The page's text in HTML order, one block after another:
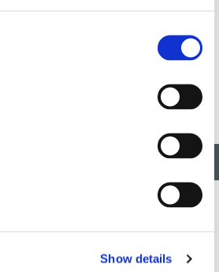
Show details
딩 및 마스킹 소재, 기타 관련 제품
인쇄 회로 기판 조립 소재 포트폴리
효율성을 획기적으로 개선합니다.